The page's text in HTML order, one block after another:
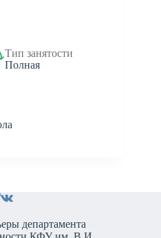
Тип занятости
Полная
департамента